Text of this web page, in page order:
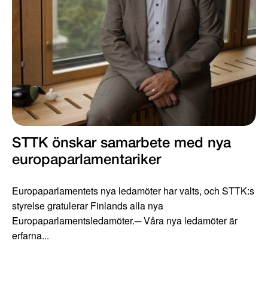
STTK önskar samarbete med nya
europaparlamentariker
Europaparlamentets nya ledamöter har valts, och STTK:s
styrelse gratulerar Finlands alla nya
Europaparlamentsledamöter.─ Våra nya ledamöter är
erfarna...